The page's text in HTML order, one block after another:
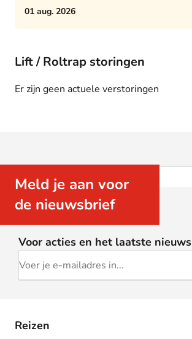
01 aug. 2026
Lift / Roltrap storingen
Er zijn geen actuele verstoringen
Meld je aan voor
de nieuwsbrief
Voor acties en het laatste nieuws
Reizen